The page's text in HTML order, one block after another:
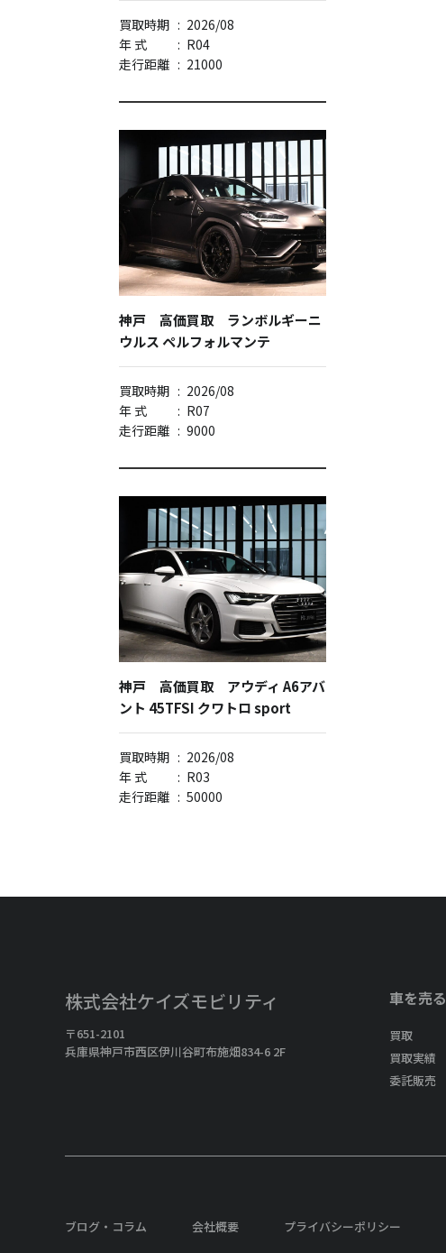
買取時期 : 2026/08
年 式
: R04
走行距離 : 21000
神戸 高価買取 ランボルギーニ
ウルス ペルフォルマンテ
買取時期 : 2026/08
年 式
: R07
走行距離 : 9000
神戸 高価買取 アウディ A6アバ
ント 45TFSI クワトロ sport
買取時期 : 2026/08
年 式
: R03
走行距離 : 50000
株式会社ケイズモビリティ
〒651-2101
兵庫県神戸市西区伊川谷町布施畑834-6 2F
車を売る
買取
買取実績
委託販売
ブログ・コラム 会社概要 プライバシーポリシー